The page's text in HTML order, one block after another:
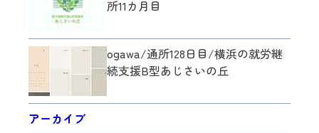
所11カ月目
ogawa/通所128日目/横浜の就労継
続支援B型あじさいの丘
アーカイブ